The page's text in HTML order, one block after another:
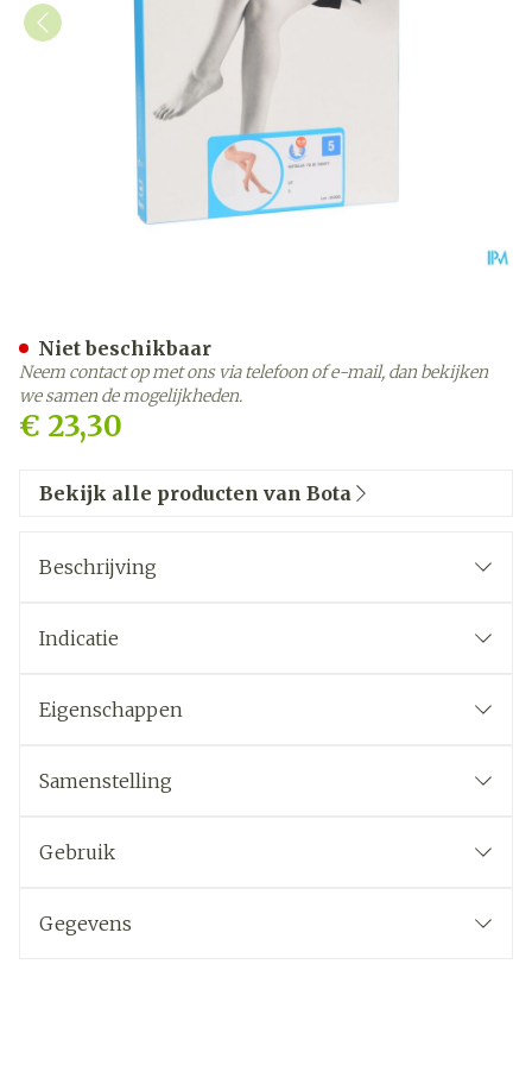
€ 23,30
Niet beschikbaar
Neem contact op met ons via telefoon of e-mail, dan bekijken
we samen de mogelijkheden.
Bekijk alle producten van Bota
Beschrijving
Indicatie
Eigenschappen
Samenstelling
Gebruik
Gegevens